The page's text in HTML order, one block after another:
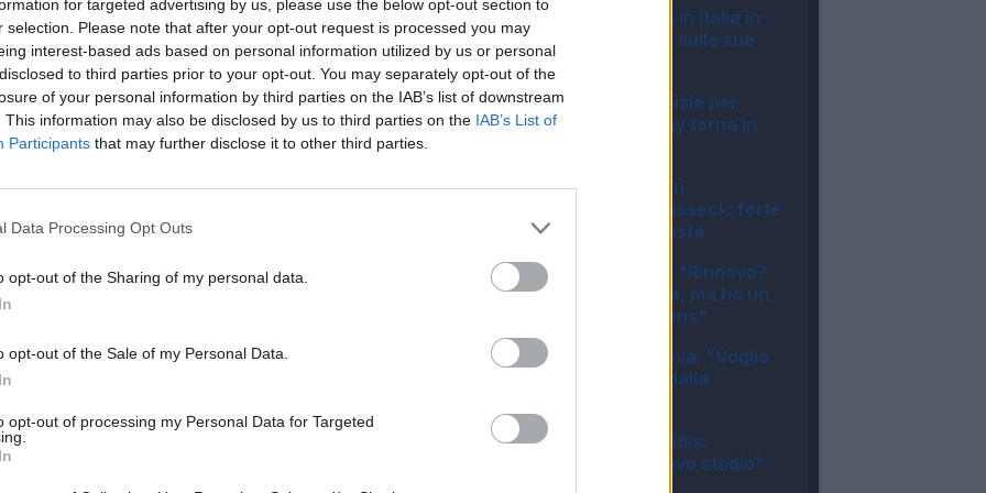
for targeted advertising by us, please use the below opt-out section to
selection. Please note that after your opt-out request is processed you may
interest-based ads based on personal information utilized by us or personal
to third parties prior to your opt-out. You may separately opt-out of the
of your personal information by third parties on the IAB’s list of downstream
This information may also be disclosed by us to third parties on the IAB’s List of
Participants that may further disclose it to other third parties.
Data Processing Opt Outs
opt-out of the Sharing of my personal data.
opt-out of the Sale of my Personal Data.
opt-out of processing my Personal Data for Targeted
Partite a voto
Media Voto
-
Milan, Gila rientra in Italia in
anticipo: le ultime sulle sue
condizioni
19:15
Napoli, buone notizie per
Allegri: McTominay torna in
Inter, duro colpo in
amichevole per Bisseck: forte
contusione alla testa
Inter, Mkhitaryan: "Rinnovo?
Nessuna garanzia, ma ho un
sogno in Champions"
11:33
Juventus, Zhegrova: "Voglio
restare, frenato dalla
10:25
Napoli, De Laurentiis:
"Vogliamo un nuovo stadio"